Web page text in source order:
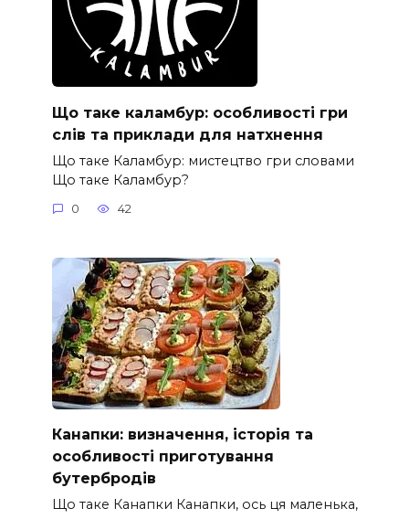
Що таке каламбур: особливості гри
слів та приклади для натхнення
Що таке Каламбур: мистецтво гри словами
Що таке Каламбур?
0 42
Канапки: визначення, історія та
особливості приготування
бутербродів
Що таке Канапки Канапки, ось ця маленька,